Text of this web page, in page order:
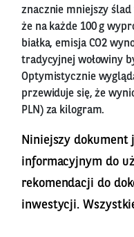
znacznie mniejszy ślad
że na każde 100 g
białka, emisja CO2
tradycyjnej wołowiny
Optymistycznie
przewiduje się, że
PLN) za kilogram.
Niniejszy dokument
informacyjnym do
rekomendacji do
inwestycji.